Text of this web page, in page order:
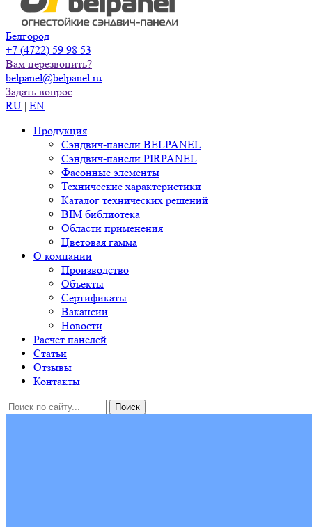
Белгород
+7 (4722) 59 98 53
Вам перезвонить?
belpanel@belpanel.ru
Задать вопрос
RU | EN
Продукция
Сэндвич-панели BELPANEL
Сэндвич-панели PIRPANEL
Фасонные элементы
Технические характеристики
Каталог технических решений
BIM библиотека
Области применения
Цветовая гамма
О компании
Производство
Объекты
Сертификаты
Вакансии
Новости
Расчет панелей
Статьи
Отзывы
Контакты